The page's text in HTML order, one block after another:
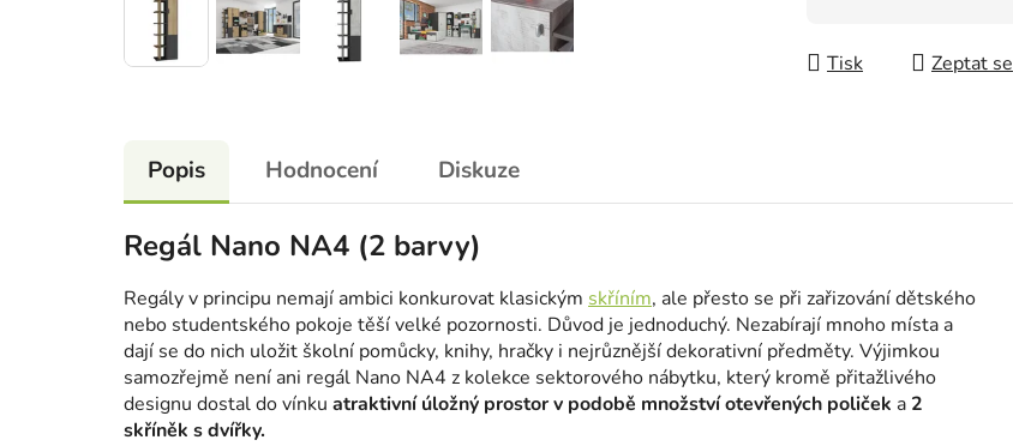
Tisk
Zeptat se
Popis Hodnocení Diskuze
Regál Nano NA4 (2 barvy)
Regály v principu nemají ambici konkurovat klasickým skříním, ale přesto se při zařizování dětského
nebo studentského pokoje těší velké pozornosti. Důvod je jednoduchý. Nezabírají mnoho místa a
dají se do nich uložit školní pomůcky, knihy, hračky i nejrůznější dekorativní předměty. Výjimkou
samozřejmě není ani regál Nano NA4 z kolekce sektorového nábytku, který kromě přitažlivého
designu dostal do vínku atraktivní úložný prostor v podobě množství otevřených poliček a 2
skříněk s dvířky.